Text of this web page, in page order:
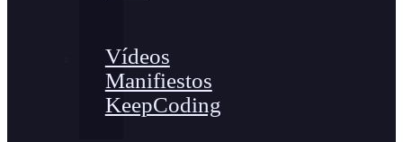
Vídeos
Manifiestos
KeepCoding